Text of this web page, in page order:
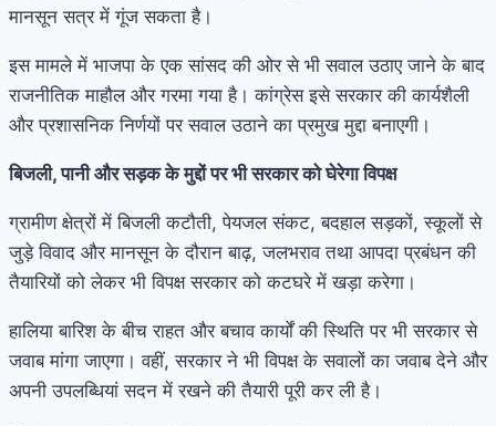
मानसून सत्र में गूंज सकता है।
इस मामले में भाजपा के एक सांसद की ओर से भी सवाल उठाए जाने के बाद
राजनीतिक माहौल और गरमा गया है। कांग्रेस इसे सरकार की कार्यशैली
और प्रशासनिक निर्णयों पर सवाल उठाने का प्रमुख मुद्दा बनाएगी।
बिजली, पानी और सड़क के मुद्दों पर भी सरकार को घेरेगा विपक्ष
ग्रामीण क्षेत्रों में बिजली कटौती, पेयजल संकट, बदहाल सड़कों, स्कूलों से
जुड़े विवाद और मानसून के दौरान बाढ़, जलभराव तथा आपदा प्रबंधन की
तैयारियों को लेकर भी विपक्ष सरकार को कटघरे में खड़ा करेगा।
हालिया बारिश के बीच राहत और बचाव कार्यों की स्थिति पर भी सरकार से
जवाब मांगा जाएगा। वहीं, सरकार ने भी विपक्ष के सवालों का जवाब देने और
अपनी उपलब्धियां सदन में रखने की तैयारी पूरी कर ली है।